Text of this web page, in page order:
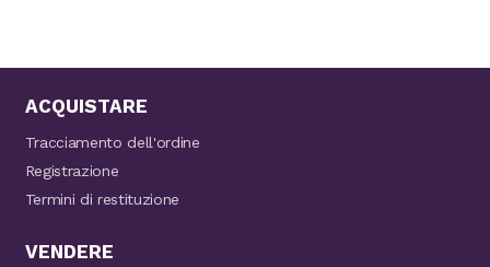
ACQUISTARE
Tracciamento dell'ordine
Registrazione
Termini di restituzione
VENDERE